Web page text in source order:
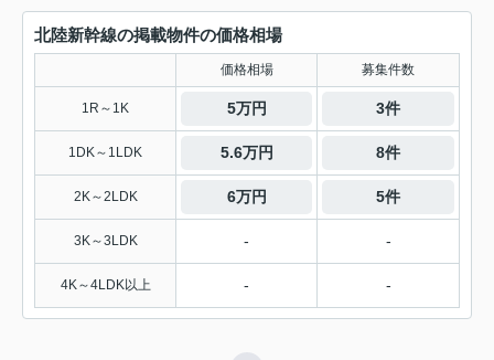
北陸新幹線の掲載物件の価格相場
価格相場 募集件数
1R～1K 5万円 3件
1DK～1LDK 5.6万円 8件
2K～2LDK 6万円 5件
3K～3LDK - -
4K～4LDK以上 - -